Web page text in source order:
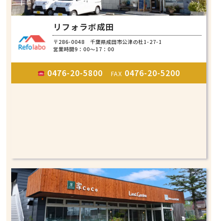
リフォラボ成田
〒286-0048 千葉県成田市公津の杜1-27-1
営業時間9：00～17：00
0476-20-5800FAX 0476-20-5200